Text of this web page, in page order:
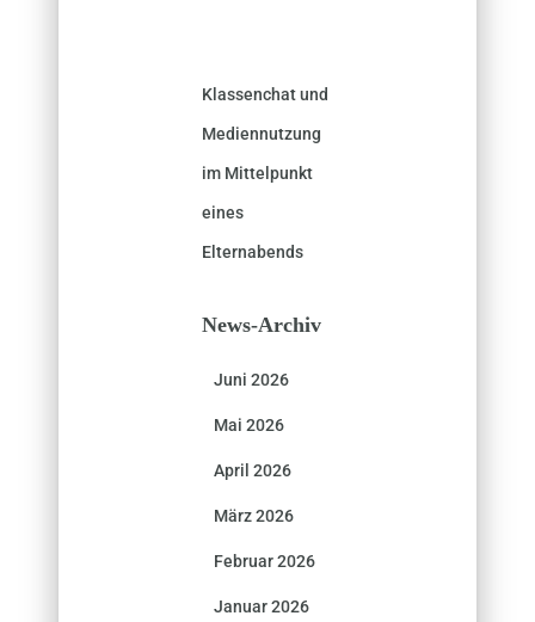
Klassenchat und
Mediennutzung
im Mittelpunkt
eines
Elternabends
News-Archiv
Juni 2026
Mai 2026
April 2026
März 2026
Februar 2026
Januar 2026